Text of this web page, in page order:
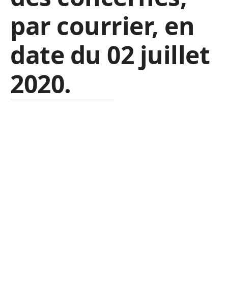
par courrier, en
date du 02 juillet
2020.